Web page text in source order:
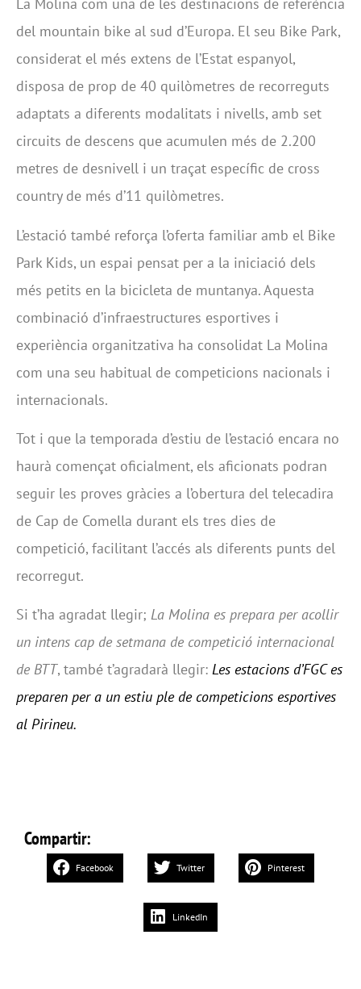
La Molina com una de les destinacions de referència
del mountain bike al sud d’Europa. El seu Bike Park,
considerat el més extens de l’Estat espanyol,
disposa de prop de 40 quilòmetres de recorreguts
adaptats a diferents modalitats i nivells, amb set
circuits de descens que acumulen més de 2.200
metres de desnivell i un traçat específic de cross
country de més d’11 quilòmetres.
L’estació també reforça l’oferta familiar amb el Bike
Park Kids, un espai pensat per a la iniciació dels
més petits en la bicicleta de muntanya. Aquesta
combinació d’infraestructures esportives i
experiència organitzativa ha consolidat La Molina
com una seu habitual de competicions nacionals i
internacionals.
Tot i que la temporada d’estiu de l’estació encara no
haurà començat oficialment, els aficionats podran
seguir les proves gràcies a l’obertura del telecadira
de Cap de Comella durant els tres dies de
competició, facilitant l’accés als diferents punts del
recorregut.
Si t’ha agradat llegir; La Molina es prepara per acollir
un intens cap de setmana de competició internacional
de BTT, també t’agradarà llegir: Les estacions d’FGC es
preparen per a un estiu ple de competicions esportives
al Pirineu.
Compartir:
Facebook Twitter Pinterest
LinkedIn